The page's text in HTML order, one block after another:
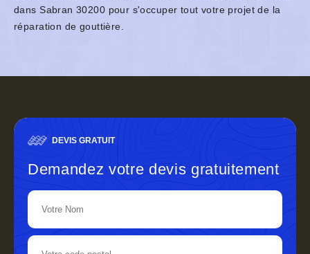
dans Sabran 30200 pour s'occuper tout votre projet de la
réparation de gouttière.
DEVIS GRATUIT
Demandez votre devis gratuitement